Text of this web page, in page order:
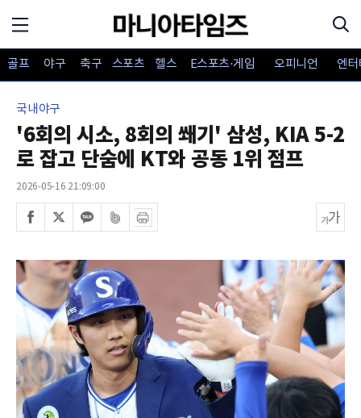
골프 야구 축구 스포츠 헬스 E스포츠·게임 오피니언 엔
국내야구
'6회의 시소, 8회의 쐐기' 삼성, KIA 5-2
로 잡고 단숨에 KT와 공동 1위 점프
2026-05-16 21:09:00